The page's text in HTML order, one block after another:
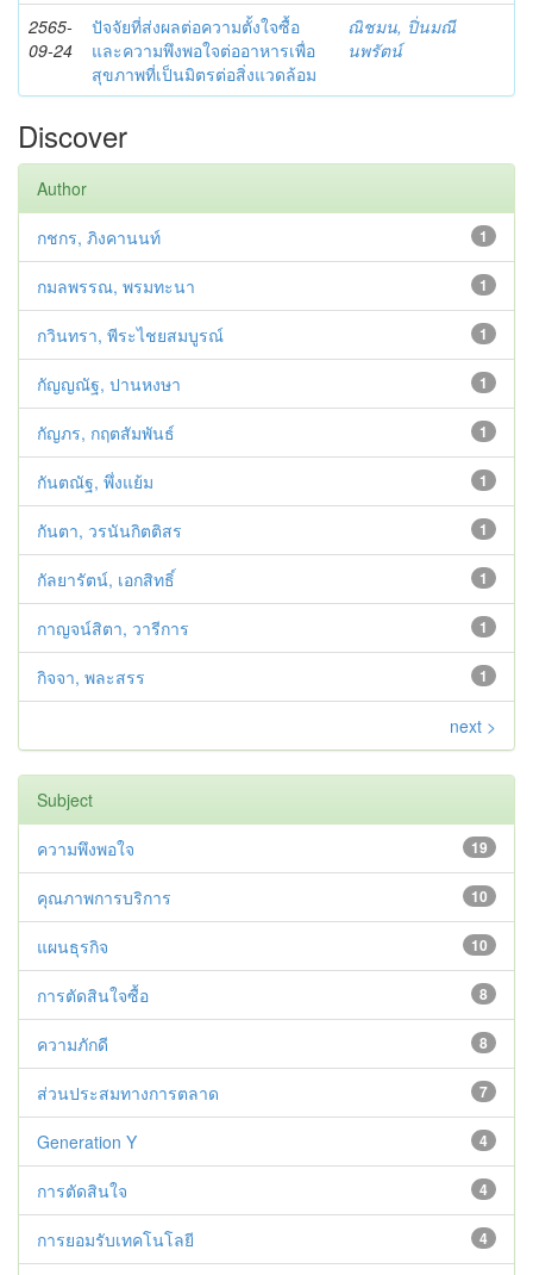
2565-
09-24
ปัจจัยที่ส่งผลต่อความตั้งใจซื้อ
และความพึงพอใจต่ออาหารเพื่อ
สุขภาพที่เป็นมิตรต่อสิ่งแวดล้อม
ณิชมน, ปิ่นมณี
นพรัตน์
Discover
Author
1
กชกร, ภิงคานนท์
1
กมลพรรณ, พรมทะนา
1
กวินทรา, พีระไชยสมบูรณ์
1
กัญญณัฐ, ปานหงษา
1
กัญภร, กฤตสัมพันธ์
1
กันตณัฐ, พึ่งแย้ม
1
กันตา, วรนันกิตติสร
1
กัลยารัตน์, เอกสิทธิ์
1
กาญจน์สิตา, วารีการ
1
กิจจา, พละสรร
next >
Subject
19
ความพึงพอใจ
10
คุณภาพการบริการ
10
แผนธุรกิจ
8
การตัดสินใจซื้อ
8
ความภักดี
7
ส่วนประสมทางการตลาด
4
Generation Y
4
การตัดสินใจ
4
การยอมรับเทคโนโลยี